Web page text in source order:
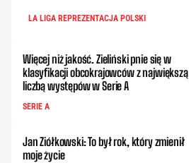
LA LIGA REPREZENTACJA POLSKI
Więcej niż jakość. Zieliński pnie się w
klasyfikacji obcokrajowców z największą
liczbą występów w Serie A
SERIE A
Jan Ziółkowski: To był rok, który zmienił
moje życie